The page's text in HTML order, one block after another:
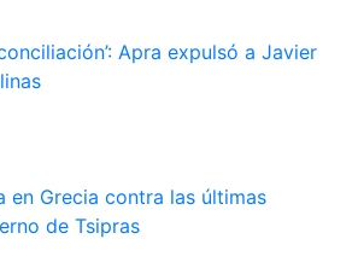
Apra expulsó a Javier
en Grecia contra las últimas
de Tsipras